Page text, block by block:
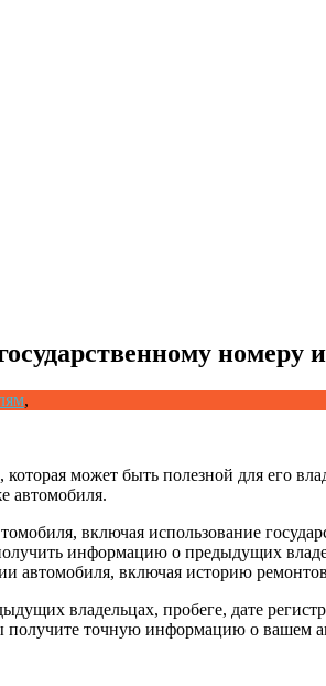
номеру
,
может быть полезной для его
автомобиля.
включая использование
информацию о предыдущих
автомобиля, включая историю
владельцах, пробеге, дате
точную информацию о вашем